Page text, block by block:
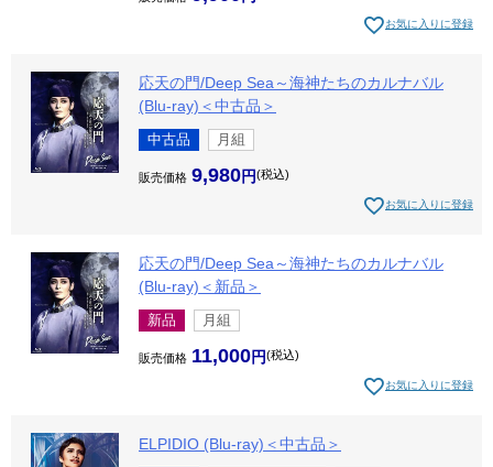
お気に入りに登録
応天の門/Deep Sea～海神たちのカルナバル
(Blu-ray)＜中古品＞
中古品 月組
販売価格 9,980 税込
お気に入りに登録
応天の門/Deep Sea～海神たちのカルナバル
(Blu-ray)＜新品＞
新品 月組
販売価格 11,000 税込
お気に入りに登録
ELPIDIO (Blu-ray)＜中古品＞